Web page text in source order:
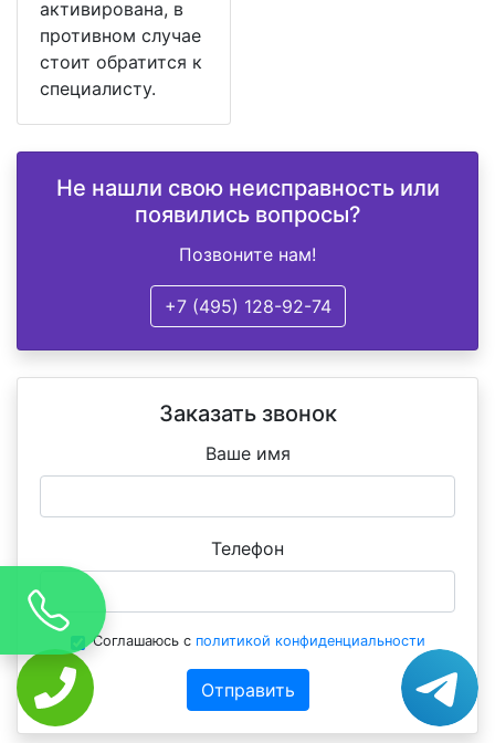
активирована, в
противном случае
стоит обратится к
специалисту.
Не нашли свою неисправность или
появились вопросы?
Позвоните нам!
+7 (495) 128-92-74
Заказать звонок
Ваше имя
Телефон
Соглашаюсь с политикой конфиденциальности
Отправить